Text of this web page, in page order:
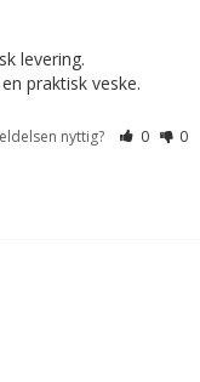
levering.
praktisk veske.
nyttig? 0 0